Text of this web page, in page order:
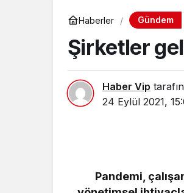
Haberler Gündem
Şirketler
Haber Vip
24 Eylül 2021,
Pandemi,